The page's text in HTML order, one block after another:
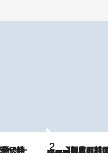
2026.8.8
「最後に見られてよかった」上野動物園の東園パンダ舎が解体前に特別公開。8月16日まで延長されたパネル展と共に辿る“半世紀”のパンダ飼育《解体工事の図面あり》